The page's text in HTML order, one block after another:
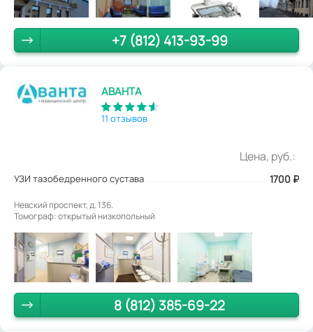
+7 (812) 413-93-99
АВАНТА
11 отзывов
Цена, руб.:
УЗИ тазобедренного сустава 1700 ₽
Невский проспект, д. 136.
Томограф: открытый низкопольный
8 (812) 385-69-22